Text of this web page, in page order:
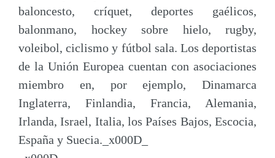
baloncesto, críquet, deportes gaélicos,
balonmano, hockey sobre hielo, rugby,
voleibol, ciclismo y fútbol sala. Los deportistas
de la Unión Europea cuentan con asociaciones
miembro en, por ejemplo, Dinamarca
Inglaterra, Finlandia, Francia, Alemania,
Irlanda, Israel, Italia, los Países Bajos, Escocia,
España y Suecia._x000D_